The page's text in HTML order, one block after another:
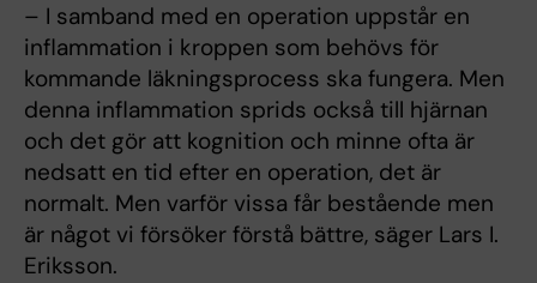
– I samband med en operation uppstår en
inflammation i kroppen som behövs för
kommande läkningsprocess ska fungera. Men
denna inflammation sprids också till hjärnan
och det gör att kognition och minne ofta är
nedsatt en tid efter en operation, det är
normalt. Men varför vissa får bestående men
är något vi försöker förstå bättre, säger Lars I.
Eriksson.